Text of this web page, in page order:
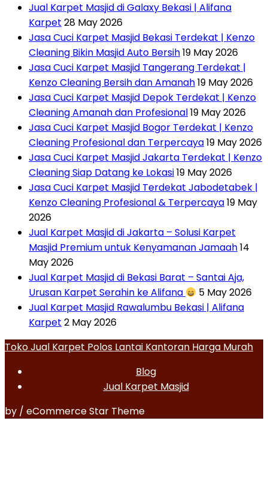
Jual Karpet Masjid di Galaxy Bekasi | Alifana
Karpet 28 May 2026
Jasa Cuci Karpet Masjid Bekasi Terdekat | Kenzo
Cleaning Bikin Masjid Auto Bersih19 May 2026
Jasa Cuci Karpet Masjid Tangerang Terdekat |
Kenzo Cleaning Bersih dan Amanah19 May 2026
Jasa Cuci Karpet Masjid Depok Terdekat | Kenzo
Cleaning Amanah dan Profesional19 May 2026
Jasa Cuci Karpet Masjid Bogor Terdekat | Kenzo
Cleaning Profesional dan Terpercaya19 May 2026
Jasa Cuci Karpet Masjid Jakarta Terdekat | Kenzo
Cleaning Siap Datang ke Lokasi19 May 2026
Jasa Cuci Karpet Masjid Terdekat Jabodetabek |
Kenzo Cleaning Profesional & Terpercaya19 May
2026
Jual Karpet Masjid di Jakarta – Solusi Karpet
Masjid Premium untuk Kenyamanan Jamaah14
May 2026
Jual Karpet Masjid di Bekasi Barat – Santai Aja,
Urusan Karpet Serahin ke Alifana
5 May 2026
Jual Karpet Masjid Rawalumbu Bekasi | Alifana
Karpet 2 May 2026
Toko Jual Karpet Polos Lantai Kantoran Harga Murah
Blog
Jual Karpet Masjid
by / eCommerce Star Theme